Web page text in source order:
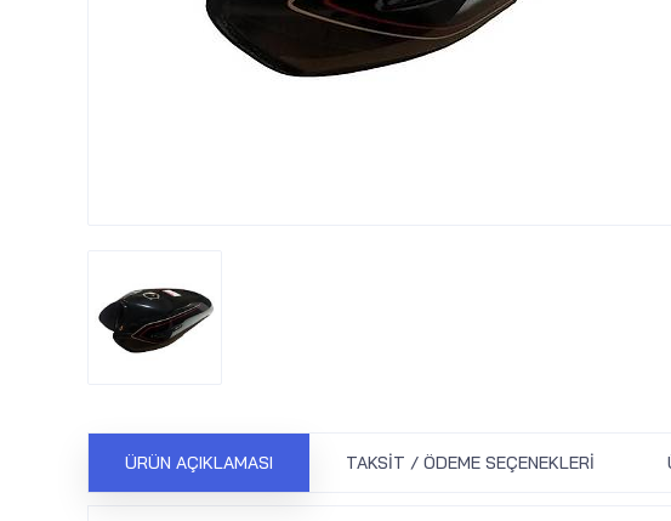
ÜRÜN AÇIKLAMASI TAKSIT / ÖDEME SEÇENEKLERI